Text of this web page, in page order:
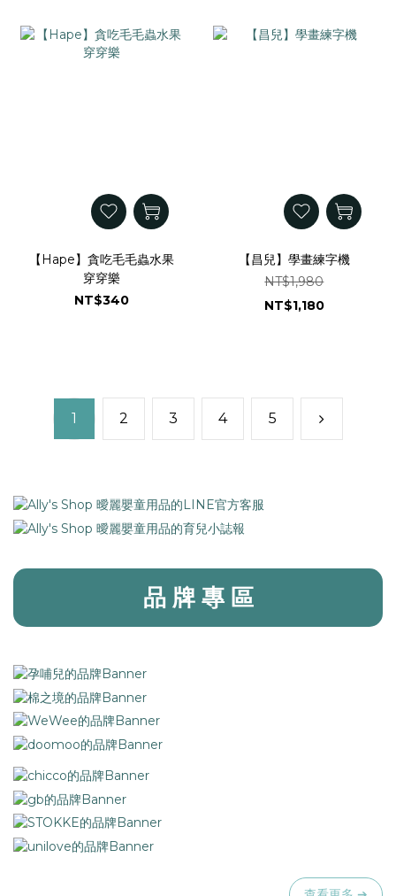
【Hape】貪吃毛毛蟲水果
穿穿樂
NT$340
【昌兒】學畫練字機
NT$1,980
NT$1,180
1 2 3 4 5
品 牌 專 區